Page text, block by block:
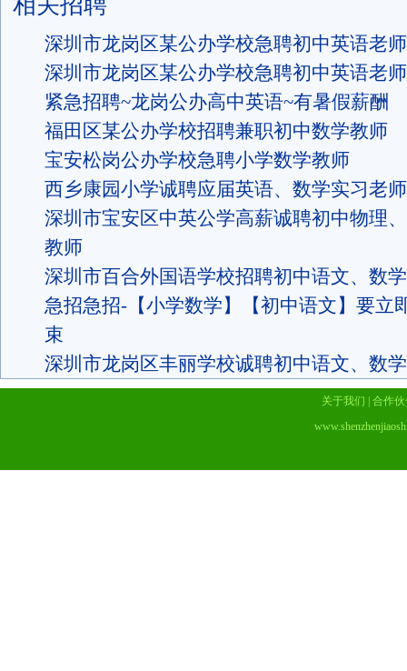
深圳市龙岗区某公办学校急聘初中英语老师
深圳市龙岗区某公办学校急聘初中英语老师
紧急招聘~龙岗公办高中英语~有暑假薪酬
福田区某公办学校招聘兼职初中数学教师
宝安松岗公办学校急聘小学数学教师
西乡康园小学诚聘应届英语、数学实习老师
深圳市宝安区中英公学高薪诚聘初中物理
教师
深圳市百合外国语学校招聘初中语文、数
急招急招-【小学数学】【初中语文】要立
束
深圳市龙岗区丰丽学校诚聘初中语文、数
关于我们
合作